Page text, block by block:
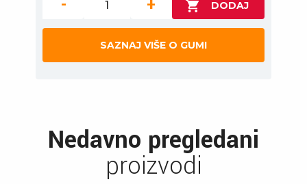
- +
SAZNAJ VIŠE O GUMI
Nedavno pregledani
proizvodi